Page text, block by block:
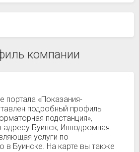
компании
портала «Показания-
подробный профиль
подстанция»,
Буинск, Ипподромная
услуги по
в Буинске. На карте вы также